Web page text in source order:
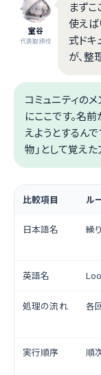
室谷
代表取締役
まず
使えば
式ドキ
が、整
コミュニティの
にここです。名
えようとするん
物」として覚え
比較項目 ル
日本語名 繰
英語名
処理の流れ 各
実行順序 順